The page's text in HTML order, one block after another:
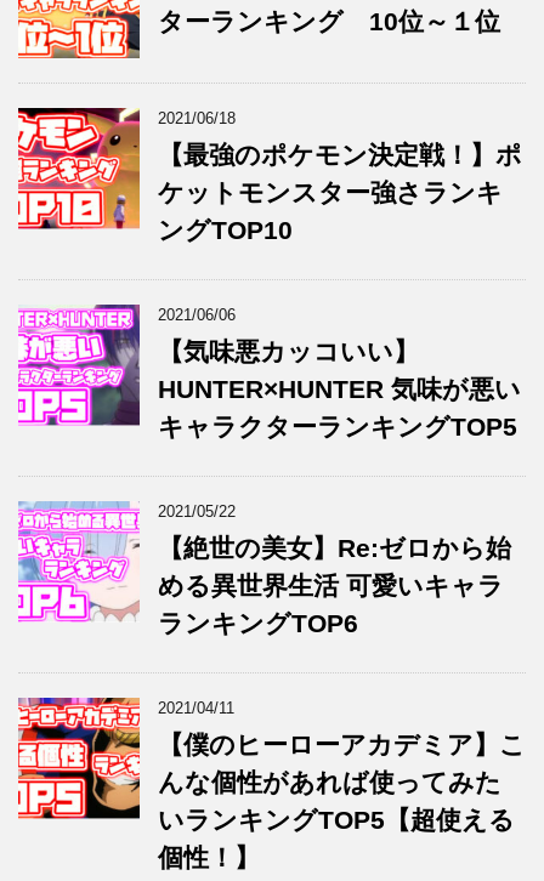
ターランキング 10位～１位
2021/06/18
【最強のポケモン決定戦！】ポ
ケットモンスター強さランキ
ングTOP10
2021/06/06
【気味悪カッコいい】
HUNTER×HUNTER 気味が悪い
キャラクターランキングTOP5
2021/05/22
【絶世の美女】Re:ゼロから始
める異世界生活 可愛いキャラ
ランキングTOP6
2021/04/11
【僕のヒーローアカデミア】こ
んな個性があれば使ってみた
いランキングTOP5【超使える
個性！】